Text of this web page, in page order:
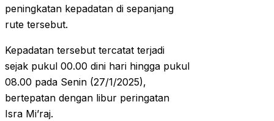
peningkatan kepadatan di sepanjang
rute tersebut.
Kepadatan tersebut tercatat terjadi
sejak pukul 00.00 dini hari hingga pukul
08.00 pada Senin (27/1/2025),
bertepatan dengan libur peringatan
Isra Mi’raj.